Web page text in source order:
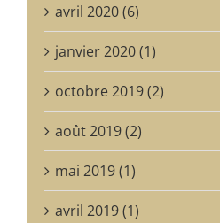
avril 2020 (6)
janvier 2020 (1)
octobre 2019 (2)
août 2019 (2)
mai 2019 (1)
avril 2019 (1)